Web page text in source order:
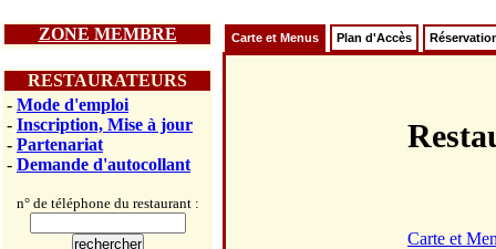
ZONE MEMBRE
RESTAURATEURS
- Mode d'emploi
- Inscription, Mise à jour
- Partenariat
- Demande d'autocollant
n° de téléphone du restaurant :
Carte et Menus Plan d'Accès
Carte et